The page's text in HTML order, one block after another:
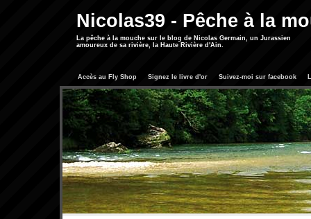
Nicolas39 - Pêche à la
La pêche à la mouche sur le blog de Nicolas Germain, un Jurassien
amoureux de sa rivière, la Haute Rivière d'Ain.
Accès au Fly Shop Signez le livre d'or Suivez-moi sur facebook